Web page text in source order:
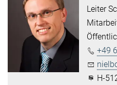
Leiter
+49
H-